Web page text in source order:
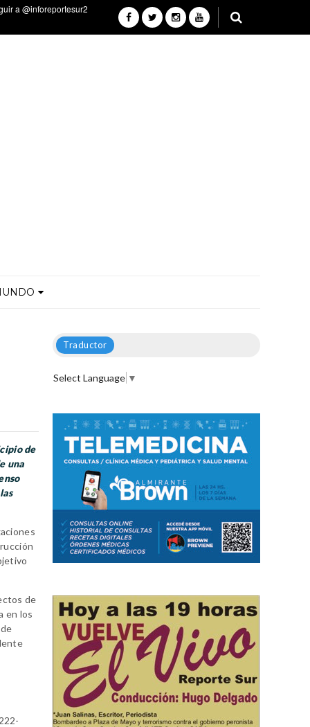
de
una
de
en los
Traductor
Select Language ▼